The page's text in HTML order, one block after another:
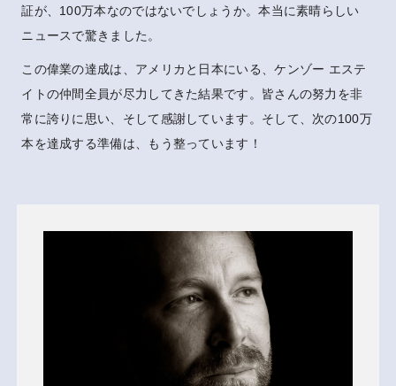
証が、100万本なのではないでしょうか。本当に素晴らしい
ニュースで驚きました。
この偉業の達成は、アメリカと日本にいる、ケンゾー エステ
イトの仲間全員が尽力してきた結果です。皆さんの努力を非
常に誇りに思い、そして感謝しています。そして、次の100万
本を達成する準備は、もう整っています！